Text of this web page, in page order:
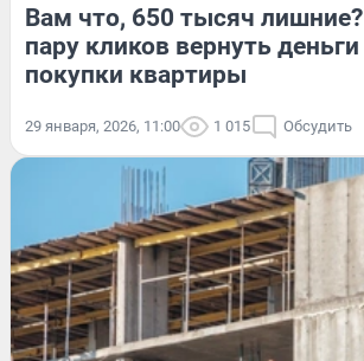
Вам что, 650 тысяч
пару кликов вернуть
покупки квартиры
29 января, 2026, 11:00 1 015 Обсудить